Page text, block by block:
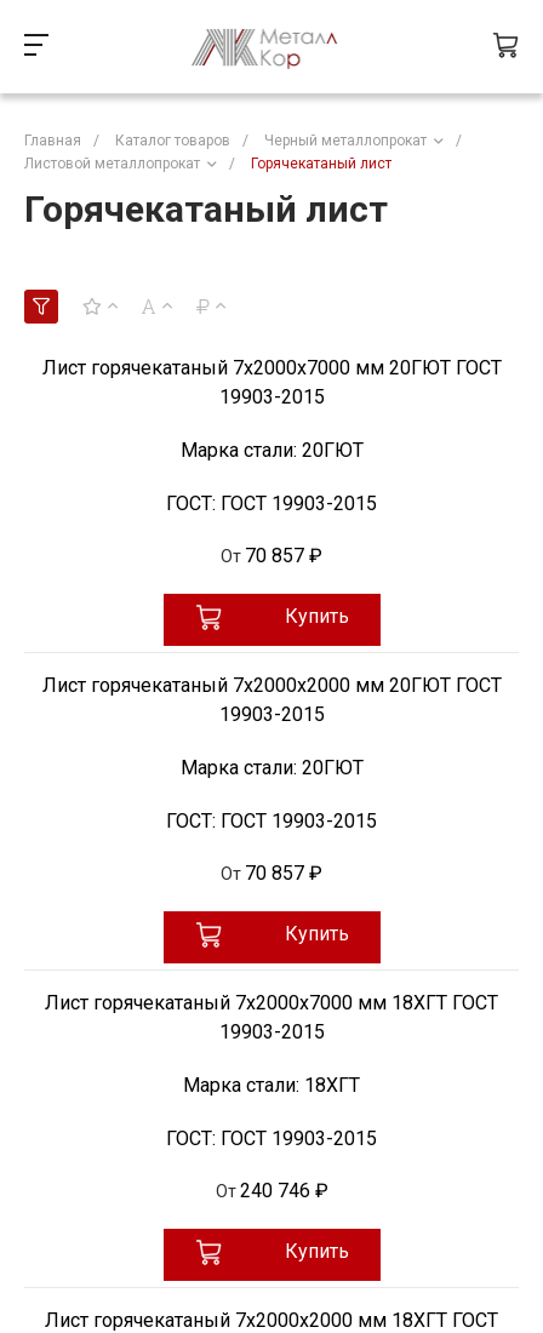
Главная / Каталог товаров / Черный металлопрокат
/
Листовой металлопрокат
/ Горячекатаный лист
Горячекатаный лист
Лист горячекатаный 7х2000х7000 мм 20ГЮТ ГОСТ
19903-2015
Марка стали: 20ГЮТ
ГОСТ: ГОСТ 19903-2015
От 70 857 ₽
Купить
Лист горячекатаный 7х2000х2000 мм 20ГЮТ ГОСТ
19903-2015
Марка стали: 20ГЮТ
ГОСТ: ГОСТ 19903-2015
От 70 857 ₽
Купить
Лист горячекатаный 7х2000х7000 мм 18ХГТ ГОСТ
19903-2015
Марка стали: 18ХГТ
ГОСТ: ГОСТ 19903-2015
От 240 746 ₽
Купить
Лист горячекатаный 7х2000х2000 мм 18ХГТ ГОСТ